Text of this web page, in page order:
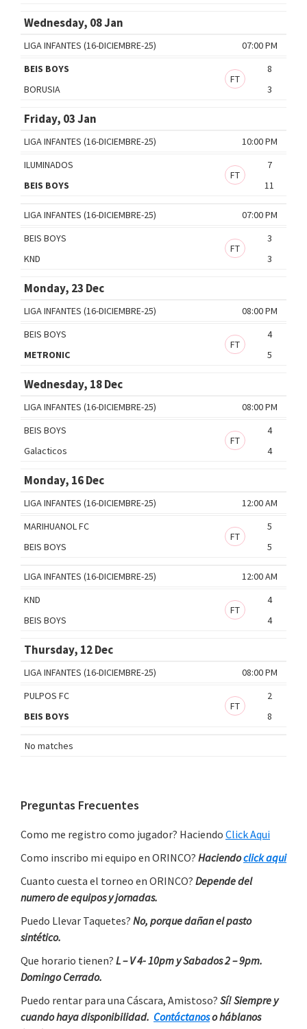
Wednesday, 08 Jan
07:00 PM
LIGA INFANTES (16-DICIEMBRE-25)
BEIS BOYS
8
FT
BORUSIA
3
Friday, 03 Jan
10:00 PM
LIGA INFANTES (16-DICIEMBRE-25)
ILUMINADOS
7
FT
BEIS BOYS
11
07:00 PM
LIGA INFANTES (16-DICIEMBRE-25)
BEIS BOYS
3
FT
KND
3
Monday, 23 Dec
08:00 PM
LIGA INFANTES (16-DICIEMBRE-25)
BEIS BOYS
4
FT
METRONIC
5
Wednesday, 18 Dec
08:00 PM
LIGA INFANTES (16-DICIEMBRE-25)
BEIS BOYS
4
FT
Galacticos
4
Monday, 16 Dec
12:00 AM
LIGA INFANTES (16-DICIEMBRE-25)
MARIHUANOL FC
5
FT
BEIS BOYS
5
12:00 AM
LIGA INFANTES (16-DICIEMBRE-25)
KND
4
FT
BEIS BOYS
4
Thursday, 12 Dec
08:00 PM
LIGA INFANTES (16-DICIEMBRE-25)
PULPOS FC
2
FT
BEIS BOYS
8
No matches
Primary
Sidebar
Preguntas Frecuentes
Como me registro como jugador? Haciendo Click Aqui
Como inscribo mi equipo en ORINCO? Haciendoclick aqui
Cuanto cuesta el torneo en ORINCO? Depende del
numero de equipos y jornadas.
Puedo Llevar Taquetes? No, porque dañan el pasto
sintético.
Que horario tienen? L – V 4- 10pm y Sabados 2 – 9pm.
Domingo Cerrado.
Puedo rentar para una Cáscara, Amistoso? Sí! Siempre y
cuando haya disponibilidad. Contáctanoso háblanos